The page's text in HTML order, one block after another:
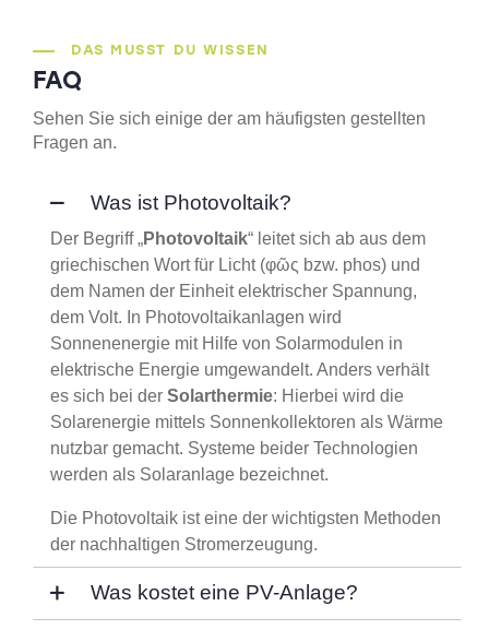
DAS MUSST DU WISSEN
FAQ
Sehen Sie sich einige der am häufigsten gestellten
Fragen an.
Was ist Photovoltaik?
Der Begriff „Photovoltaik“ leitet sich ab aus dem
griechischen Wort für Licht (φῶς bzw. phos) und
dem Namen der Einheit elektrischer Spannung,
dem Volt. In Photovoltaikanlagen wird
Sonnenenergie mit Hilfe von Solarmodulen in
elektrische Energie umgewandelt. Anders verhält
es sich bei der Solarthermie: Hierbei wird die
Solarenergie mittels Sonnenkollektoren als Wärme
nutzbar gemacht. Systeme beider Technologien
werden als Solaranlage bezeichnet.
Die Photovoltaik ist eine der wichtigsten Methoden
der nachhaltigen Stromerzeugung.
Was kostet eine PV-Anlage?